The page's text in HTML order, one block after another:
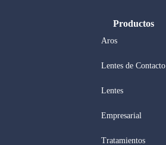
Productos
Aros
Lentes de Contacto
Lentes
Empresarial
Tratamientos